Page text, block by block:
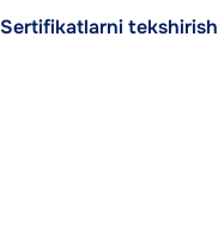
Sertifikatlarni tekshirish